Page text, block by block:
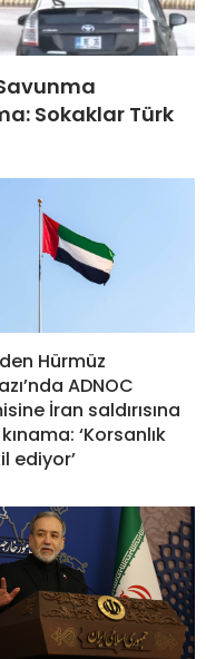
Sokaklar Türk
Hürmüz
ADNOC
İran saldırısına
‘Korsanlık
ediyor’